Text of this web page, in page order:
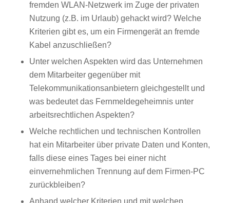
fremden WLAN-Netzwerk im Zuge der privaten
Nutzung (z.B. im Urlaub) gehackt wird? Welche
Kriterien gibt es, um ein Firmengerät an fremde
Kabel anzuschließen?
Unter welchen Aspekten wird das Unternehmen
dem Mitarbeiter gegenüber mit
Telekommunikationsanbietern gleichgestellt und
was bedeutet das Fernmeldegeheimnis unter
arbeitsrechtlichen Aspekten?
Welche rechtlichen und technischen Kontrollen
hat ein Mitarbeiter über private Daten und Konten,
falls diese eines Tages bei einer nicht
einvernehmlichen Trennung auf dem Firmen-PC
zurückbleiben?